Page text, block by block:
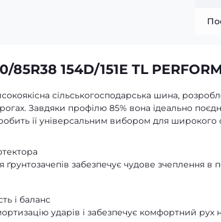
154D/151E TL
сільськогосподарська шина,
Завдяки профілю 85% вона ідеально
її універсальним вибором для широкого
забезпечує чудове зчеплення в
і баланс
ударів і забезпечує комфортний рух